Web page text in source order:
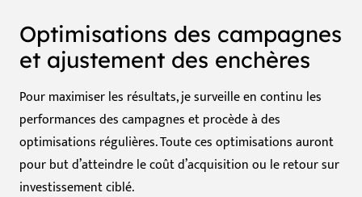
Optimisations des campagnes
et ajustement des enchères
Pour maximiser les résultats, je surveille en continu les
performances des campagnes et procède à des
optimisations régulières. Toute ces optimisations auront
pour but d’atteindre le coût d’acquisition ou le retour sur
investissement ciblé.